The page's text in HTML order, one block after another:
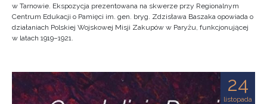
w Tarnowie. Ekspozycja prezentowana na skwerze przy Regionalnym
Centrum Edukacji o Pamięci im. gen. bryg. Zdzisława Baszaka opowiada o
działaniach Polskiej Wojskowej Misji Zakupów w Paryżu, funkcjonującej
w latach 1919–1921.
24
listopada